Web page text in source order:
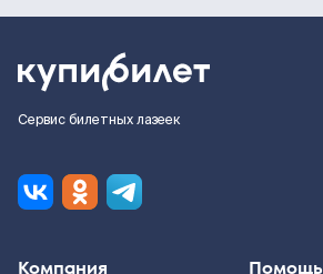
Сервис билетных лазеек
Компания Помощь